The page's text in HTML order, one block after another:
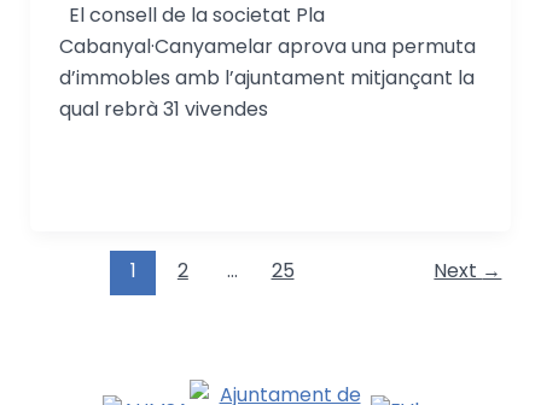
El consell de la societat Pla
Cabanyal·Canyamelar aprova una permuta
d’immobles amb l’ajuntament mitjançant la
qual rebrà 31 vivendes
1 2 … 25 Next →